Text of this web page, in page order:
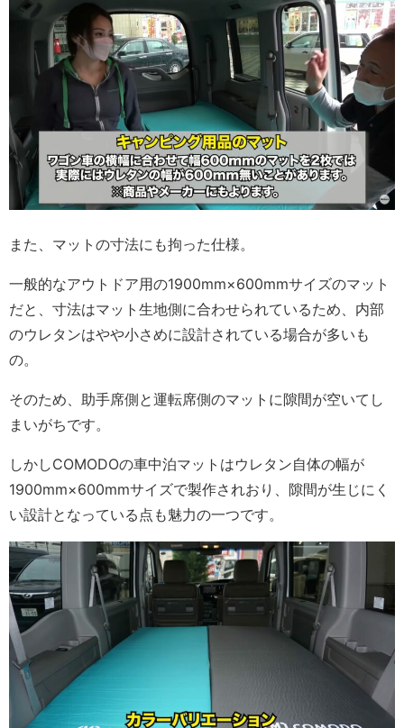
また、マットの寸法にも拘った仕様。
一般的なアウトドア用の1900mm×600mmサイズのマット
だと、寸法はマット生地側に合わせられているため、内部
のウレタンはやや小さめに設計されている場合が多いも
の。
そのため、助手席側と運転席側のマットに隙間が空いてし
まいがちです。
しかしCOMODOの車中泊マットはウレタン自体の幅が
1900mm×600mmサイズで製作されおり、隙間が生じにく
い設計となっている点も魅力の一つです。